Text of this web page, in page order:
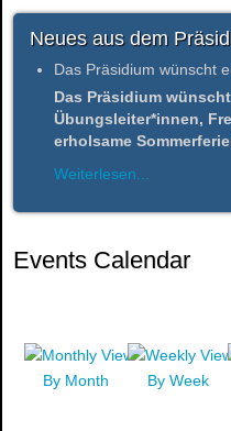
Neues aus dem
Das Präsidium wünscht
Das Präsidium
Übungsleiter*innen,
erholsame
Weiterlesen...
Events Calendar
By Month By Week